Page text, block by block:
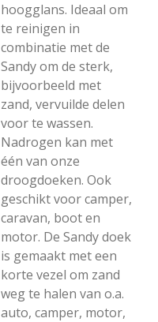
hoogglans. Ideaal om
te reinigen in
combinatie met de
Sandy om de sterk,
bijvoorbeeld met
zand, vervuilde delen
voor te wassen.
Nadrogen kan met
één van onze
droogdoeken. Ook
geschikt voor camper,
caravan, boot en
motor. De Sandy doek
is gemaakt met een
korte vezel om zand
weg te halen van o.a.
auto, camper, motor,